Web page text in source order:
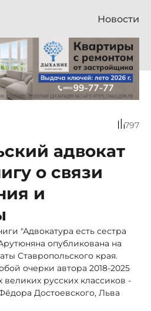
Новости
797
адвокат
о связи
и
"Адвокатура есть сестра
опубликована на
Ставропольского края.
очерки автора 2018-2025
русских классиков -
Достоевского, Льва